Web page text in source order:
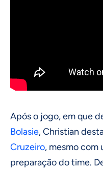
Após o jogo, em que
Bolasie, Christian
Cruzeiro, mesmo
preparação do time.